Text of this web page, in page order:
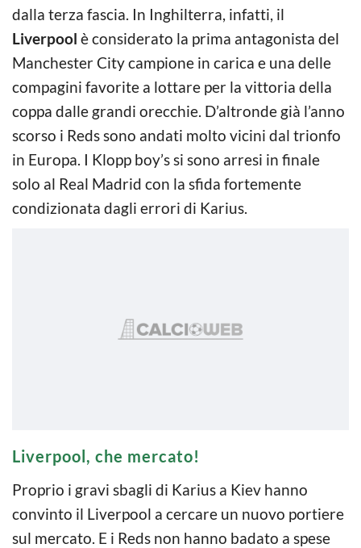
dalla terza fascia. In Inghilterra, infatti, il
Liverpool è considerato la prima antagonista del
Manchester City campione in carica e una delle
compagini favorite a lottare per la vittoria della
coppa dalle grandi orecchie. D’altronde già l’anno
scorso i Reds sono andati molto vicini dal trionfo
in Europa. I Klopp boy’s si sono arresi in finale
solo al Real Madrid con la sfida fortemente
condizionata dagli errori di Karius.
Liverpool, che mercato!
Proprio i gravi sbagli di Karius a Kiev hanno
convinto il Liverpool a cercare un nuovo portiere
sul mercato. E i Reds non hanno badato a spese